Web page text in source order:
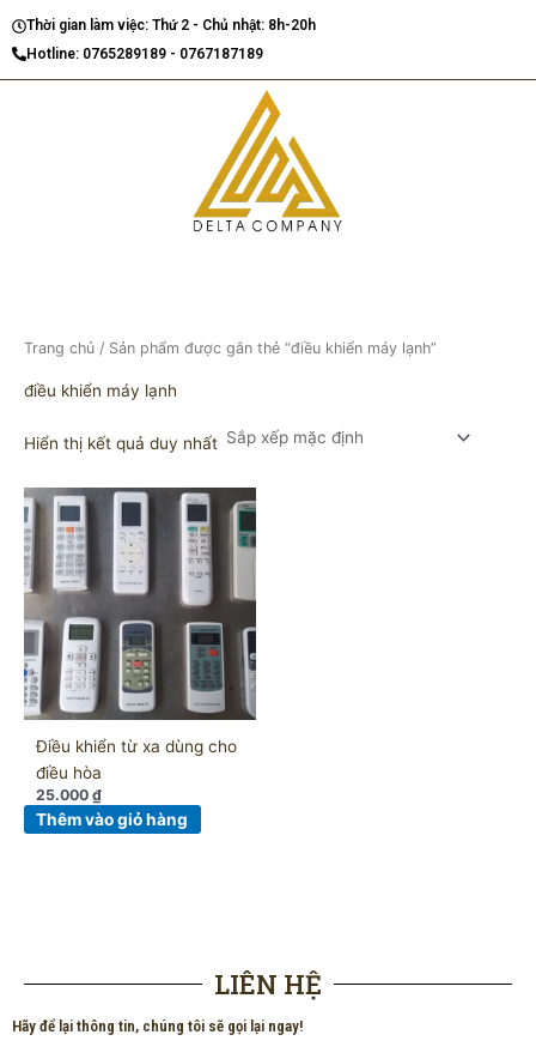
tới
nội
Thời gian làm việc: Thứ 2 - Chủ nhật: 8h-20h
Hotline: 0765289189 - 0767187189
Trang chủ / Sản phẩm được gắn thẻ “điều khiển máy lạnh”
điều khiển máy lạnh
Hiển thị kết quả duy nhất
Điều khiển từ xa dùng cho
điều hòa
25.000 ₫
Thêm vào giỏ hàng
LIÊN HỆ
Hãy để lại thông tin, chúng tôi sẽ gọi lại ngay!